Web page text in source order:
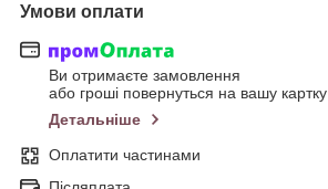
Умови оплати
Ви отримаєте замовлення
або гроші повернуться на вашу картку
Детальніше
Оплатити частинами